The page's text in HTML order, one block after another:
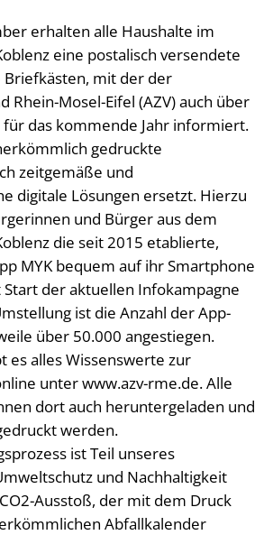
erhalten alle Haushalte im
eine postalisch versendete
mit der der
Rhein-Mosel-Eifel (AZV) auch über
das kommende Jahr informiert.
gedruckte
zeitgemäße und
digitale Lösungen ersetzt. Hierzu
und Bürger aus dem
die seit 2015 etablierte,
MYK bequem auf ihr Smartphone
der aktuellen Infokampagne
ist die Anzahl der App-
über 50.000 angestiegen.
es alles Wissenswerte zur
unter www.azv-rme.de. Alle
dort auch heruntergeladen und
werden.
ist Teil unseres
und Nachhaltigkeit
Ausstoß, der mit dem Druck
Abfallkalender